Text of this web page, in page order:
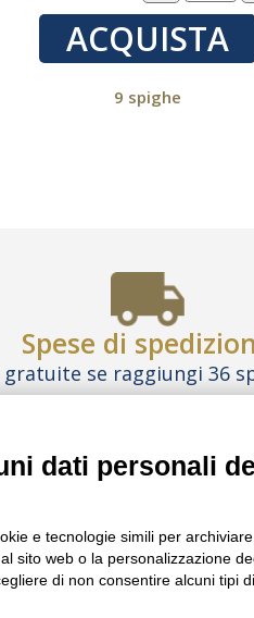
ACQUISTA
9 spighe
Spese di
gratuite se raggiungi 36
acquistile Box
ILLUSTRATIVE, I
PARTNER AREA
dati personali
e tecnologie simili per
sito web o la personalizzazione
di non consentire alcuni tipi